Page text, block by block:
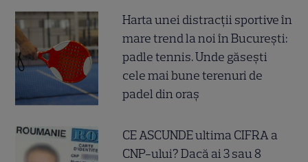
Harta unei distracții sportive în
mare trend la noi în București:
padle tennis. Unde găsești
cele mai bune terenuri de
padel din oraș
CE ASCUNDE ultima CIFRA a
CNP-ului? Dacă ai 3 sau 8